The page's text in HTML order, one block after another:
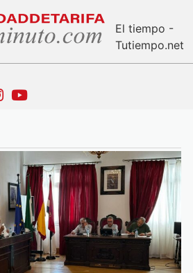
El tiempo -
Tutiempo.net